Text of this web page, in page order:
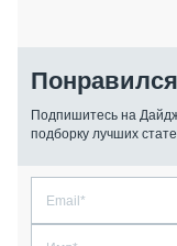
Подпишитесь на
подборку лучших